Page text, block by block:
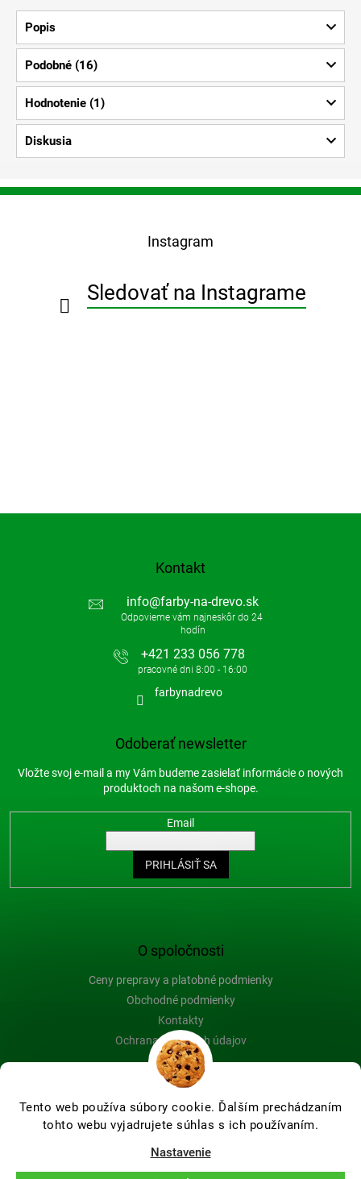
Tento web používa súbory cookie. Ďalším prechádzaním
tohto webu vyjadrujete súhlas s ich používaním.
Nastavenie
Popis
Podobné (16)
Hodnotenie (1)
Diskusia
Z
Instagram
Sledovať na Instagrame
O spoločnosti
Ceny prepravy a platobné podmienky
Obchodné podmienky
Kontakty
Ochrana osobných údajov
Blog
Kontakt
info@farby-na-drevo.sk
+421 233 056 778
farbynadrevo
Odoberať newsletter
Vložte svoj e-mail a my Vám budeme zasielať informácie o nových
produktoch na našom e-shope.
Email
PRIHLÁSIŤ SA